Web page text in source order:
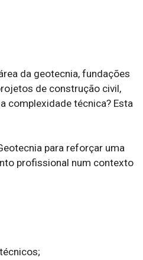
da geotecnia, fundações
de construção civil,
complexidade técnica? Esta
para reforçar uma
profissional num contexto